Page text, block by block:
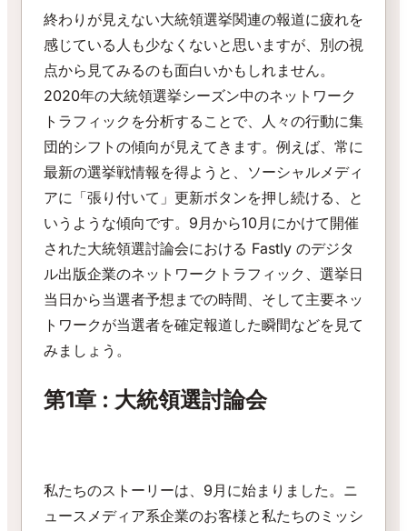
終わりが見えない大統領選挙関連の報道に疲れを
感じている人も少なくないと思いますが、別の視
点から見てみるのも面白いかもしれません。
2020年の大統領選挙シーズン中のネットワーク
トラフィックを分析することで、人々の行動に集
団的シフトの傾向が見えてきます。例えば、常に
最新の選挙戦情報を得ようと、ソーシャルメディ
アに「張り付いて」更新ボタンを押し続ける、と
いうような傾向です。9月から10月にかけて開催
された大統領選討論会における Fastly のデジタ
ル出版企業のネットワークトラフィック、選挙日
当日から当選者予想までの時間、そして主要ネッ
トワークが当選者を確定報道した瞬間などを見て
みましょう。
第1章 : 大統領選討論会
私たちのストーリーは、9月に始まりました。ニ
ュースメディア系企業のお客様と私たちのミッシ